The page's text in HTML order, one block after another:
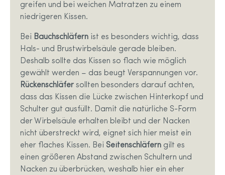
greifen und bei weichen Matratzen zu einem
niedrigeren Kissen.
Bei Bauchschläfern ist es besonders wichtig, dass
Hals- und Brustwirbelsäule gerade bleiben.
Deshalb sollte das Kissen so flach wie möglich
gewählt werden – das beugt Verspannungen vor.
Rückenschläfer sollten besonders darauf achten,
dass das Kissen die Lücke zwischen Hinterkopf und
Schulter gut ausfüllt. Damit die natürliche S-Form
der Wirbelsäule erhalten bleibt und der Nacken
nicht überstreckt wird, eignet sich hier meist ein
eher flaches Kissen. Bei Seitenschläfern gilt es
einen größeren Abstand zwischen Schultern und
Nacken zu überbrücken, weshalb hier ein eher